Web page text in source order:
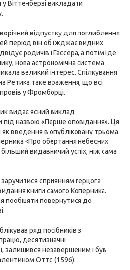
Віттенберзі викладати
відпустку для поглиблення
період він об'їжджає видних
родичів і Гассера, а потім їде
нова астрономічна система
великий інтерес. Спілкування
Ретика таке враження, що всі
у Фромборці.
видає ясний виклад
під назвою «Перше оповідання». Ця
введення в опубліковану трьома
«Про обертання небесних
видавничий успіх, ніж сама
сприянням герцога
книги самого Коперника.
пообіцяти повернутися до
ряд посібників з
десятизначні
залишився незавершеним і був
Отто (1596).